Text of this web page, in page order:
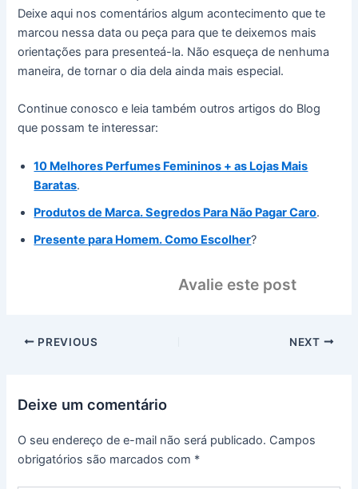
Deixe aqui nos comentários algum acontecimento que te
marcou nessa data ou peça para que te deixemos mais
orientações para presenteá-la. Não esqueça de nenhuma
maneira, de tornar o dia dela ainda mais especial.
Continue conosco e leia também outros artigos do Blog
que possam te interessar:
10 Melhores Perfumes Femininos + as Lojas Mais
Baratas.
Produtos de Marca. Segredos Para Não Pagar Caro.
Presente para Homem. Como Escolher?
Avalie este post
PREVIOUS NEXT
Deixe um comentário
O seu endereço de e-mail não será publicado. Campos
obrigatórios são marcados com *